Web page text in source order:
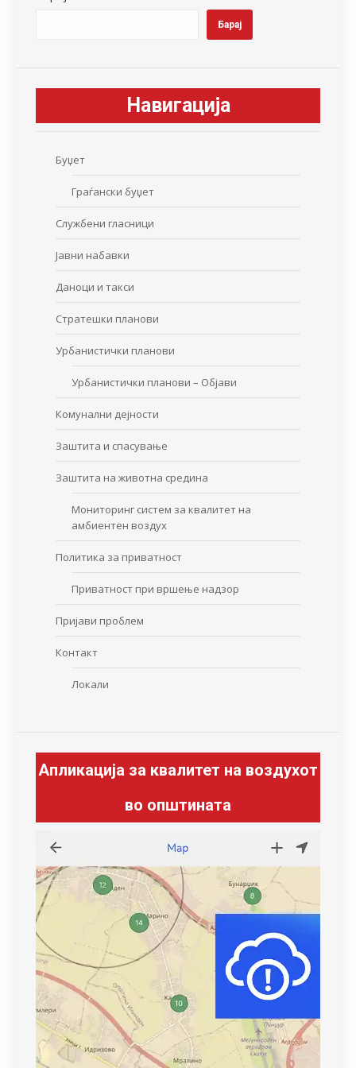
Барај
Навигација
Буџет
Граѓански буџет
Службени гласници
Јавни набавки
Даноци и такси
Стратешки планови
Урбанистички планови
Урбанистички планови – Објави
Комунални дејности
Заштита и спасување
Заштита на животна средина
Мониторинг систем за квалитет на
амбиентен воздух
Политика за приватност
Приватност при вршење надзор
Пријави проблем
Контакт
Локали
Апликација за квалитет на воздухот
во општината